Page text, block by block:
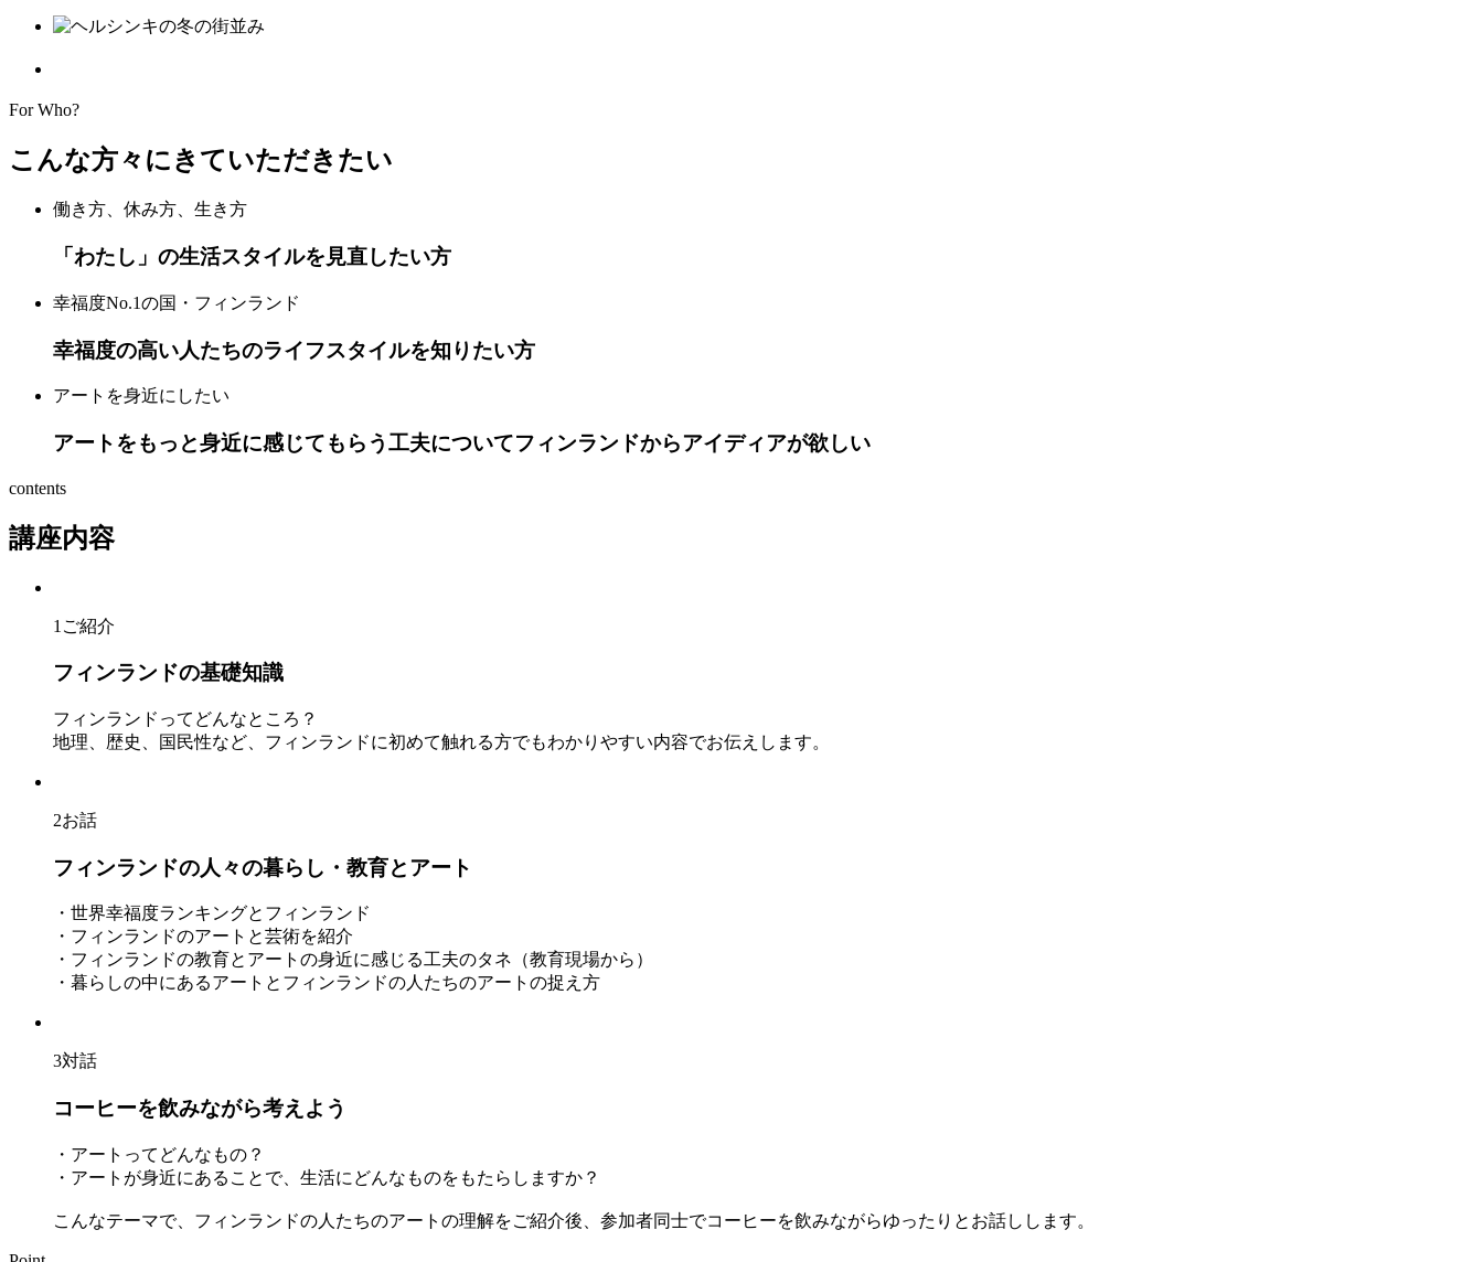
For Who?
こんな方々にきていただきたい
働き方、休み方、生き方
「わたし」の生活スタイルを見直したい方
幸福度No.1の国・フィンランド
幸福度の高い人たちのライフスタイルを知りたい方
アートを身近にしたい
アートをもっと身近に感じてもらう工夫についてフィンランドからアイディアが欲しい
contents
講座内容
1 ご紹介
フィンランドの基礎知識
フィンランドってどんなところ？
地理、歴史、国民性など、フィンランドに初めて触れる方でもわかりやすい内容でお伝えします。
2お話
フィンランドの人々の暮らし・教育とアート
・世界幸福度ランキングとフィンランド
・フィンランドのアートと芸術を紹介
・フィンランドの教育とアートの身近に感じる工夫のタネ（教育現場から）
・暮らしの中にあるアートとフィンランドの人たちのアートの捉え方
3対話
コーヒーを飲みながら考えよう
・アートってどんなもの？
・アートが身近にあることで、生活にどんなものをもたらしますか？
こんなテーマで、フィンランドの人たちのアートの理解をご紹介後、参加者同士でコーヒーを飲みながらゆったりとお話しします。